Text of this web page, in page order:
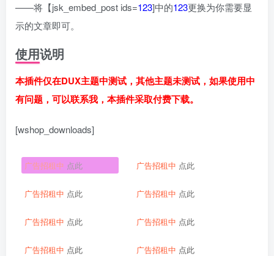
——将【jsk_embed_post ids=123]中的123更换为你需要显
示的文章即可。
使用说明
本插件仅在DUX主题中测试，其他主题未测试，如果使用中
有问题，可以联系我，本插件采取付费下载。
[wshop_downloads]
广告招租中 点此 广告招租中 点此
广告招租中 点此 广告招租中 点此
广告招租中 点此 广告招租中 点此
广告招租中 点此 广告招租中 点此